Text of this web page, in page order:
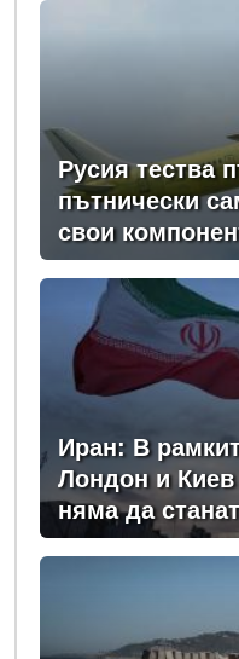
Русия тества
пътнически
свои
Иран: В
Лондон и Киев
няма да